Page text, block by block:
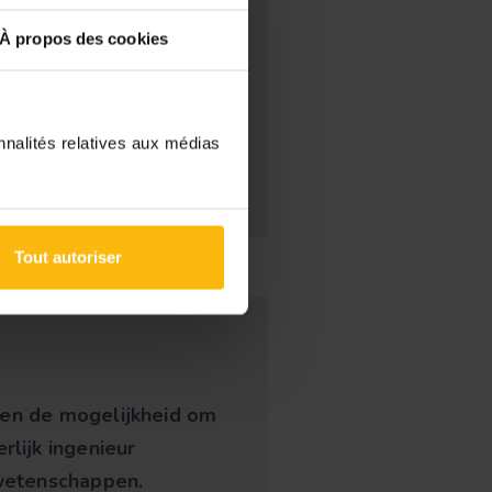
À propos des cookies
relatives aux médias
Tout autoriser
de activiteiten te
en de
de mogelijkheid om
ingenieur